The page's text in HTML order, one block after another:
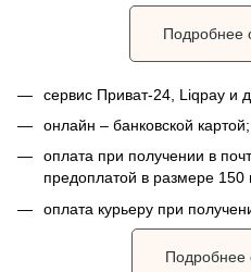
Подробнее
сервис Приват-24, Liqpay и
онлайн – банковской картой;
оплата при получении в
предоплатой в размере 150
оплата курьеру при
Подробнее